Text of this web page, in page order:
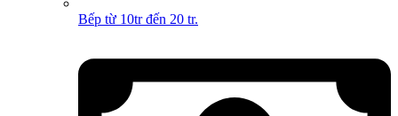
Bếp từ 10tr đến 20 tr.